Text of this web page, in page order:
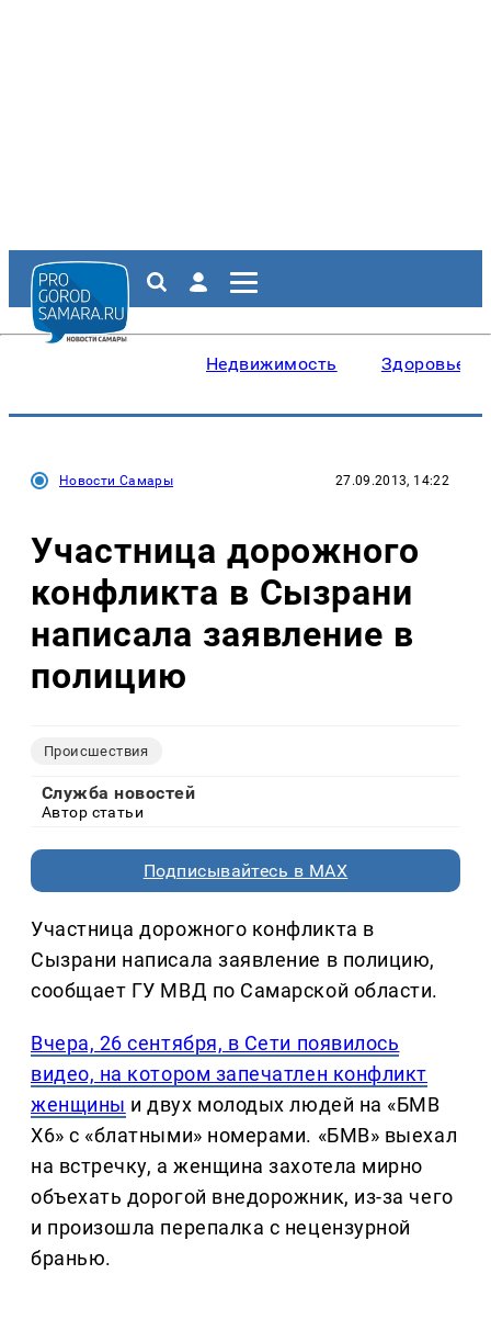
Недвижимость Здоровье
Новости Самары 27.09.2013, 14:22
Участница дорожного
конфликта в Сызрани
написала заявление в
полицию
Происшествия
Служба новостей
Автор статьи
Подписывайтесь в MAX
Участница дорожного конфликта в
Сызрани написала заявление в полицию,
сообщает ГУ МВД по Самарской области.
Вчера, 26 сентября, в Сети появилось
видео, на котором запечатлен конфликт
женщины и двух молодых людей на «БМВ
Х6» с «блатными» номерами. «БМВ» выехал
на встречку, а женщина захотела мирно
объехать дорогой внедорожник, из-за чего
и произошла перепалка с нецензурной
бранью.